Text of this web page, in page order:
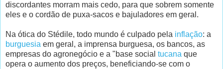
discordantes morram mais cedo, para que sobrem somente
eles e o cordão de puxa-sacos e bajuladores em geral.
Na ótica do Stédile, todo mundo é culpado pela inflação: a
burguesia em geral, a imprensa burguesa, os bancos, as
empresas do agronegócio e a "base social tucana que
opera o aumento dos preços, beneficiando-se com o